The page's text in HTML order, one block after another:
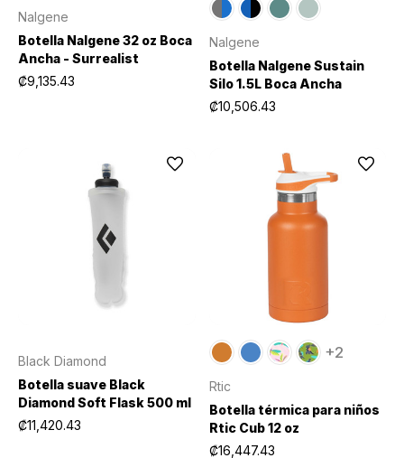
Nalgene
Botella Nalgene 32 oz Boca
Ancha - Surrealist
₡9,135.43
Nalgene
Botella Nalgene Sustain
Silo 1.5L Boca Ancha
₡10,506.43
Black Diamond
Botella suave Black
Diamond Soft Flask 500 ml
₡11,420.43
+2
Rtic
Botella térmica para niños
Rtic Cub 12 oz
₡16,447.43